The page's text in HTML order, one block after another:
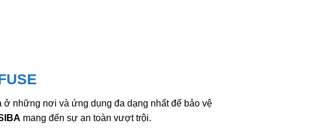
những nơi và ứng dụng đa dạng nhất để bảo vệ
mang đến sự an toàn vượt trội.